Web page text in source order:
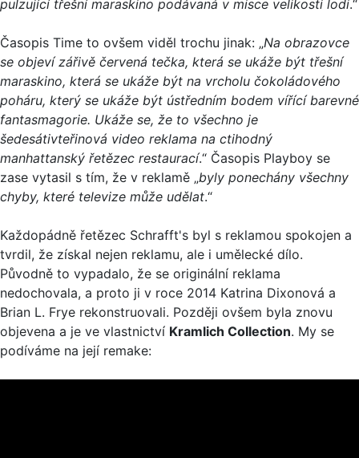
pulzující třešní maraskino podávaná v misce velikosti lodi.“
Časopis Time to ovšem viděl trochu jinak: „Na obrazovce
se objeví zářivě červená tečka, která se ukáže být třešní
maraskino, která se ukáže být na vrcholu čokoládového
poháru, který se ukáže být ústředním bodem vířící barevné
fantasmagorie. Ukáže se, že to všechno je
šedesátivteřinová video reklama na ctihodný
manhattanský řetězec restaurací.“ Časopis Playboy se
zase vytasil s tím, že v reklamě „byly ponechány všechny
chyby, které televize může udělat.“
Každopádně řetězec Schrafft's byl s reklamou spokojen a
tvrdil, že získal nejen reklamu, ale i umělecké dílo.
Původně to vypadalo, že se originální reklama
nedochovala, a proto ji v roce 2014 Katrina Dixonová a
Brian L. Frye rekonstruovali. Později ovšem byla znovu
objevena a je ve vlastnictví Kramlich Collection. My se
podíváme na její remake: